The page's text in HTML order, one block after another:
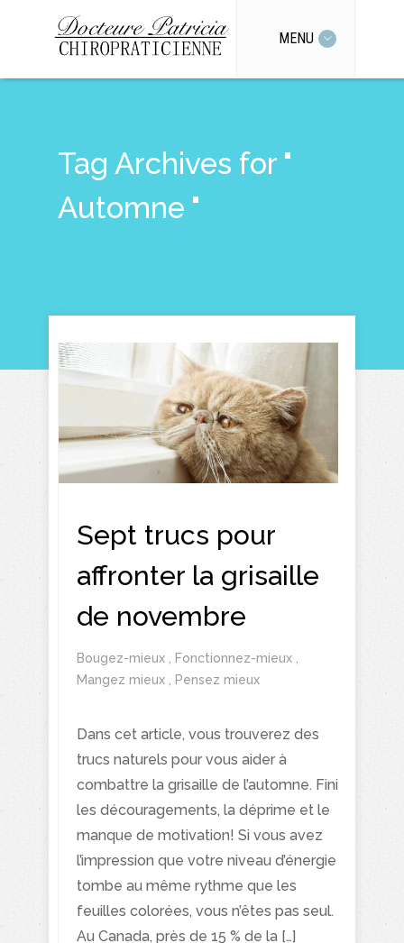
MENU
Tag Archives for "
Automne "
Sept trucs pour
affronter la grisaille
de novembre
Bougez-mieux , Fonctionnez-mieux ,
Mangez mieux , Pensez mieux
Dans cet article, vous trouverez des
trucs naturels pour vous aider à
combattre la grisaille de l’automne. Fini
les découragements, la déprime et le
manque de motivation! Si vous avez
l’impression que votre niveau d’énergie
tombe au même rythme que les
feuilles colorées, vous n’êtes pas seul.
Au Canada, près de 15 % de la […]